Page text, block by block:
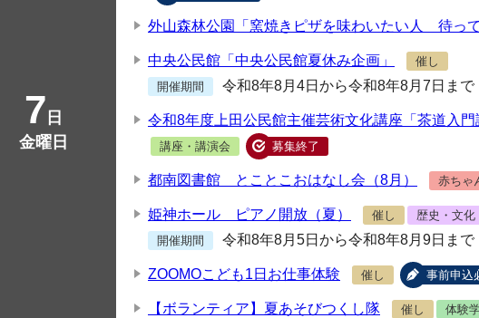
7 日
金曜日
外山森林公園「窯焼きピザを味わいたい人 待って
中央公民館「中央公民館夏休み企画」
催し
開催期間
令和8年8月4日から令和8年8月7日まで
令和8年度上田公民館主催芸術文化講座「茶道入
講座・講演会 募集終了
都南図書館 とことこおはなし会（8月） 赤ちゃ
姫神ホール ピアノ開放（夏） 催し 歴史・文化
開催期間
令和8年8月5日から令和8年8月9日まで
ZOOMOこども1日お仕事体験 催し 事前申込
【ボランティア】夏あそびつくし隊 催し 体験